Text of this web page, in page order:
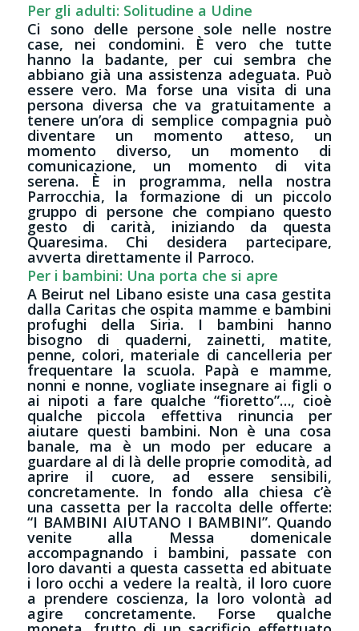
Per gli adulti: Solitudine a Udine
Ci sono delle persone sole nelle nostre
case, nei condomini. È vero che tutte
hanno la badante, per cui sembra che
abbiano già una assistenza adeguata. Può
essere vero. Ma forse una visita di una
persona diversa che va gratuitamente a
tenere un’ora di semplice compagnia può
diventare un momento atteso, un
momento diverso, un momento di
comunicazione, un momento di vita
serena. È in programma, nella nostra
Parrocchia, la formazione di un piccolo
gruppo di persone che compiano questo
gesto di carità, iniziando da questa
Quaresima. Chi desidera partecipare,
avverta direttamente il Parroco.
Per i bambini: Una porta che si apre
A Beirut nel Libano esiste una casa gestita
dalla Caritas che ospita mamme e bambini
profughi della Siria. I bambini hanno
bisogno di quaderni, zainetti, matite,
penne, colori, materiale di cancelleria per
frequentare la scuola. Papà e mamme,
nonni e nonne, vogliate insegnare ai figli o
ai nipoti a fare qualche “fioretto”…, cioè
qualche piccola effettiva rinuncia per
aiutare questi bambini. Non è una cosa
banale, ma è un modo per educare a
guardare al di là delle proprie comodità, ad
aprire il cuore, ad essere sensibili,
concretamente. In fondo alla chiesa c’è
una cassetta per la raccolta delle offerte:
“I BAMBINI AIUTANO I BAMBINI”. Quando
venite alla Messa domenicale
accompagnando i bambini, passate con
loro davanti a questa cassetta ed abituate
i loro occhi a vedere la realtà, il loro cuore
a prendere coscienza, la loro volontà ad
agire concretamente. Forse qualche